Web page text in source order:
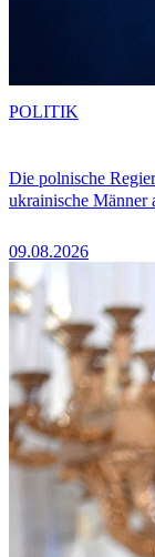
Die polnische
ukrainische Männer
09.08.2026
POLITIK